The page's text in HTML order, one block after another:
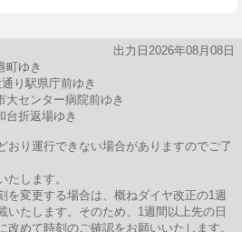
出力日2026年08月08日
町ゆき
り駅県庁前ゆき
センター病院前ゆき
折返場ゆき
り運行できない場合がありますのでご了
します。
を変更する場合は、概ねダイヤ改正の1週
いたします。そのため、1週間以上先の日
めて時刻のご確認をお願いいたします。